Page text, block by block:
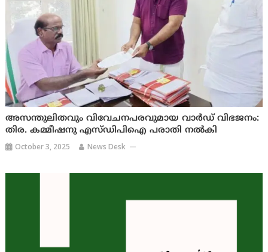
അസന്തുലിതവും വിവേചനപരവുമായ വാര്‍ഡ് വിഭജനം:
തിര. കമ്മീഷനു എസ്ഡിപിഐ പരാതി നല്‍കി
October 3, 2025 News Desk